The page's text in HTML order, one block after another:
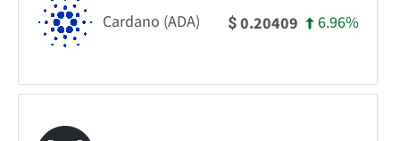
Cardano (ADA) $0.20409 6.96%